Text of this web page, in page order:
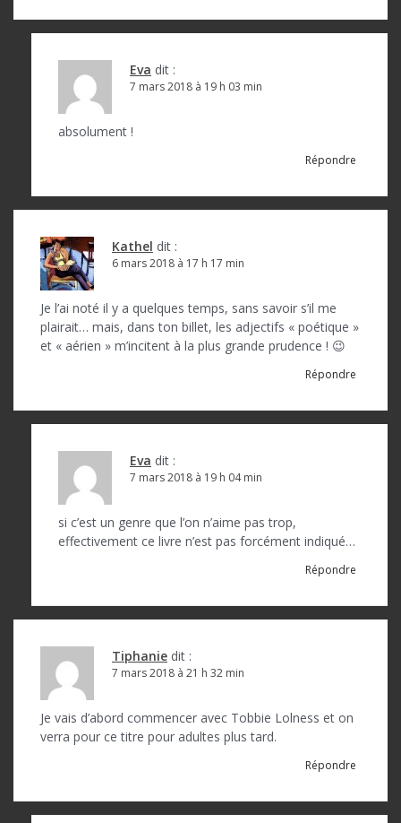
Eva dit :
7 mars 2018 à 19 h 03 min
absolument !
Répondre
Kathel dit :
6 mars 2018 à 17 h 17 min
Je l’ai noté il y a quelques temps, sans savoir s’il me
plairait… mais, dans ton billet, les adjectifs « poétique »
et « aérien » m’incitent à la plus grande prudence ! 😉
Répondre
Eva dit :
7 mars 2018 à 19 h 04 min
si c’est un genre que l’on n’aime pas trop,
effectivement ce livre n’est pas forcément indiqué…
Répondre
Tiphanie dit :
7 mars 2018 à 21 h 32 min
Je vais d’abord commencer avec Tobbie Lolness et on
verra pour ce titre pour adultes plus tard.
Répondre